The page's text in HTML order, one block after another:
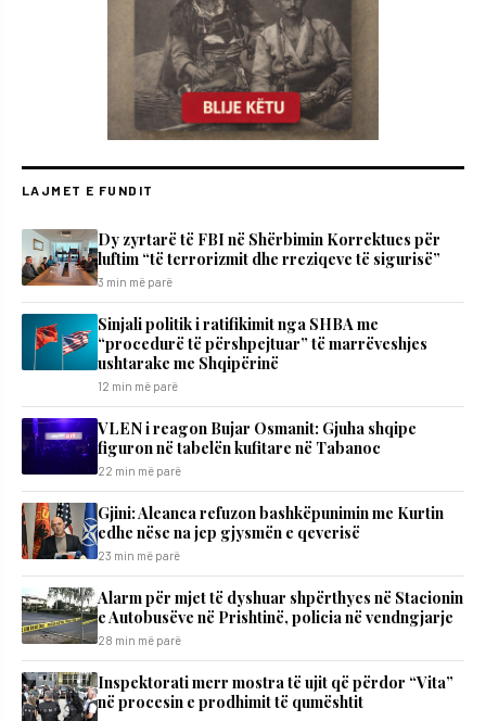
LAJMET E FUNDIT
Dy zyrtarë të FBI në Shërbimin Korrektues për
luftim “të terrorizmit dhe rreziqeve të sigurisë”
3 min më parë
Sinjali politik i ratifikimit nga SHBA me
“procedurë të përshpejtuar” të marrëveshjes
ushtarake me Shqipërinë
12 min më parë
VLEN i reagon Bujar Osmanit: Gjuha shqipe
figuron në tabelën kufitare në Tabanoc
22 min më parë
​Gjini: Aleanca refuzon bashkëpunimin me Kurtin
edhe nëse na jep gjysmën e qeverisë
23 min më parë
Alarm për mjet të dyshuar shpërthyes në Stacionin
e Autobusëve në Prishtinë, policia në vendngjarje
28 min më parë
Inspektorati merr mostra të ujit që përdor “Vita”
në procesin e prodhimit të qumështit